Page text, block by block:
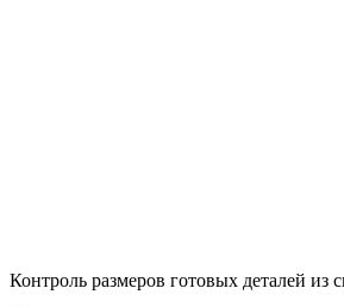
Контроль размеров готовых деталей из